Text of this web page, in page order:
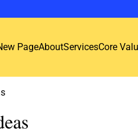
PageAboutServicesCore